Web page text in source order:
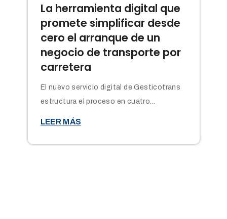
La herramienta digital que
promete simplificar desde
cero el arranque de un
negocio de transporte por
carretera
El nuevo servicio digital de Gesticotrans
estructura el proceso en cuatro...
LEER MÁS